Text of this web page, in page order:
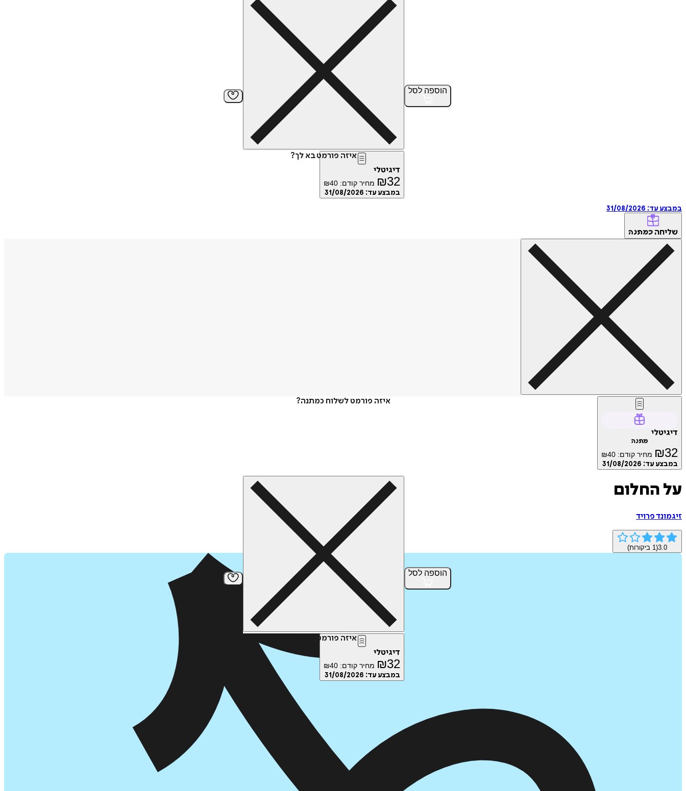
הוספה לסל
איזה פורמט בא לך?
דיגיטלי
₪32 מחיר קודם: ₪40
במבצע עד: 31/08/2026
במבצע עד: 31/08/2026
שליחה כמתנה
איזה פורמט לשלוח כמתנה?
דיגיטלי
מתנה
₪32 מחיר קודם: ₪40
במבצע עד: 31/08/2026
הוספה לסל
איזה פורמט בא לך?
דיגיטלי
₪32 מחיר קודם: ₪40
במבצע עד: 31/08/2026
על החלום
זיגמונד פרויד
3.0
(
1 ביקורות)